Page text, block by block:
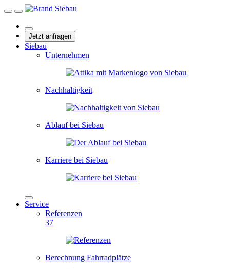
Jetzt anfragen
Siebau
Unternehmen
Nachhaltigkeit
Ablauf bei Siebau
Karriere bei Siebau
Service
Referenzen
37
Berechnung Fahrradplätze